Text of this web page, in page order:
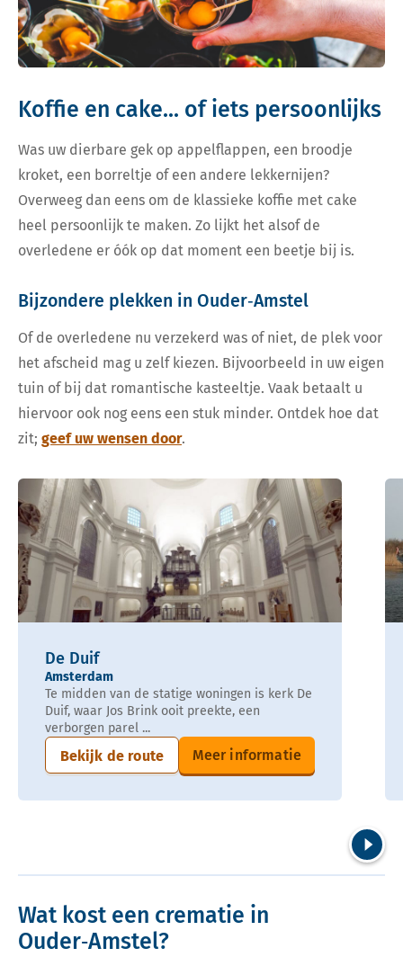
Koffie en cake... of iets persoonlijks
Was uw dierbare gek op appelflappen, een broodje
kroket, een borreltje of een andere lekkernijen?
Overweeg dan eens om de klassieke koffie met cake
heel persoonlijk te maken. Zo lijkt het alsof de
overledene er óók op dat moment een beetje bij is.
Bijzondere plekken in Ouder‑Amstel
Of de overledene nu verzekerd was of niet, de plek voor
het afscheid mag u zelf kiezen. Bijvoorbeeld in uw eigen
tuin of bij dat romantische kasteeltje. Vaak betaalt u
hiervoor ook nog eens een stuk minder. Ontdek hoe dat
zit; geef uw wensen door.
De Duif
Amsterdam
Te midden van de statige woningen is kerk De
Duif, waar Jos Brink ooit preekte, een
verborgen parel ...
Bekijk de route Meer informatie
Wat kost een crematie in
Ouder‑Amstel?